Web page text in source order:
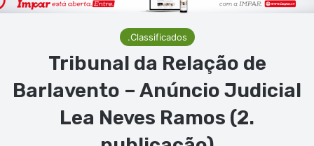
.Classificados
Tribunal da Relação de
Barlavento – Anúncio Judicial
Lea Neves Ramos (2.